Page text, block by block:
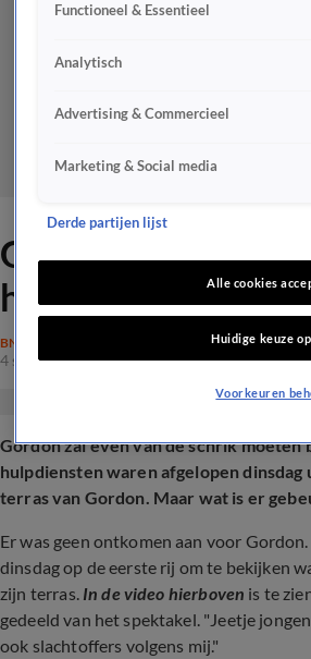
Gordon is
hulpdiensten
BN'ERS
4 sep 2025, 10:25
Gordon zal even van de schrik moeten
hulpdiensten waren afgelopen
terras van Gordon. Maar wat is er
Er was geen ontkomen aan voor
dinsdag op de eerste rij om te bekijken
zijn terras. In de video hierboven is te
gedeeld van het spektakel. "Jeetje
ook slachtoffers volgens mij."
Functioneel & Essentieel
Analytisch
Advertising & Commercieel
Marketing & Social media
Derde partijen lijst
Alle cookies
Huidige keuze
Voorkeuren